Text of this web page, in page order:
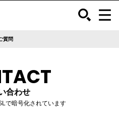
質問
合わせ
で暗号化されています